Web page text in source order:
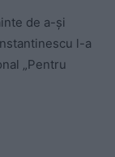
de a-și
l-a
„Pentru